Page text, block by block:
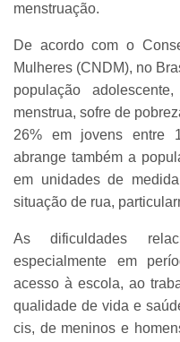
menstruação.
De acordo com o
Mulheres (CNDM), no
população
menstrua, sofre de
26% em jovens entre
abrange também a
em unidades de
situação de rua,
As dificuldades
especialmente em
acesso à escola, ao
qualidade de vida e
cis, de meninos e